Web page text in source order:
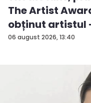
06 august 2026, 13:40
The Artist
obținut artistul -